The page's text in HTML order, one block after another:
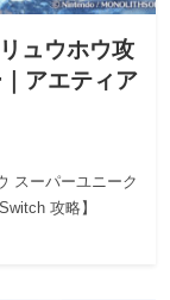
ュウホウ攻
アエティア
スーパーユニーク
攻略】